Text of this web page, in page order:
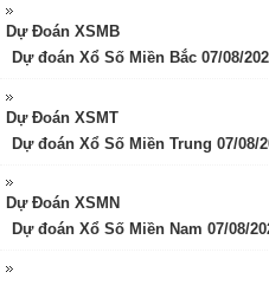
Dự Đoán XSMB
Dự đoán Xổ Số Miền Bắc 07/08/
Dự Đoán XSMT
Dự đoán Xổ Số Miền Trung 07/08/
Dự Đoán XSMN
Dự đoán Xổ Số Miền Nam 07/08/